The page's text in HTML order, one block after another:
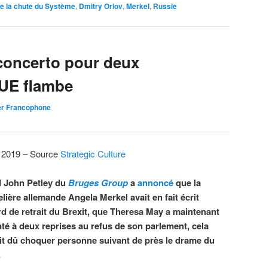
la chute du Système, Dmitry Orlov, Merkel, Russie
pour deux
flambe
Francophone
– SourceStrategic Culture
John Petley duBruges Groupaannoncéque la
allemande Angela Merkel avait en fait écrit
de retrait du Brexit, que Theresa May a maintenant
à deux reprises au refus de son parlement, cela
dû choquer personne suivant de près le drame du